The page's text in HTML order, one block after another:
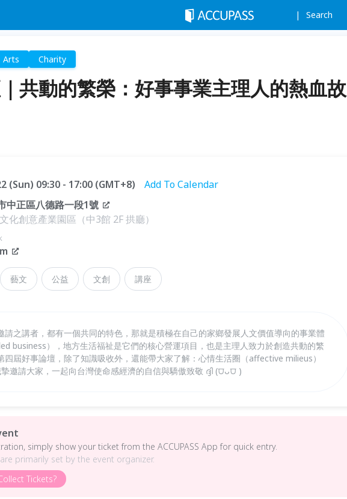
Search
Arts Charity
共動的繁榮：好事事業主理人的熱血故
(Sun) 09:30 - 17:00 (GMT+8)
Add To Calendar
中正區八德路一段1號
化創意產業園區（中3館 2F 拱廳）
藝文 公益 文創 講座
請之講者，都有一個共同的特色，那就是積極在自己的家鄉發展人文價值導向的事業體
led business），地方生活福祉是它們的核心營運項目，也是主理人致力於創造共動的繁
四屆好事論壇，除了知識吸收外，還能帶大家了解：心情生活圈（affective milieus）
邀請大家，一起向台灣使命感經濟的自信與驕傲致敬 ദ്ദി (⩌ᴗ⩌ )
simply show your ticket from the ACCUPASS App for quick entry.
primarily set by the event organizer.
Tickets?